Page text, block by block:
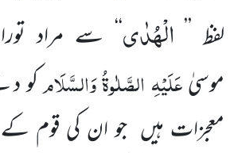
لفظ ’’الْهُدٰى‘‘ سے مراد
موسیٰعَلَیْہِ الصَّلٰوۃُوَالسَّلَامکو
معجزات ہیں جو ان کی قوم کے